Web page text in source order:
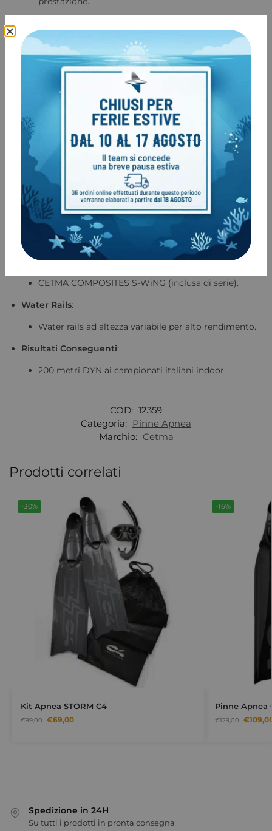
Progettazione ingegneristica per una distribuzione
progressiva di rigidezza e massa.
Pala leggera e potente, con un basso sforzo per
l’utente e alta propulsione e accelerazione.
Feedback dagli atleti di discipline indoor per
ottimizzare potenza e accelerazione immediate.
Particolarmente efficace nella tecnica “push and
Lunghezza:
Standard
per atleti inferiori ai
Long
per atleti che non superano gli80kg
Colori del Logo:
Bianco.
Attacco Scarpetta:
CETMA COMPOSITES S-WiNG (inclusa di serie).
Water Rails:
Water rails ad altezza variabile per alto rendimento.
Risultati Conseguenti:
200 metri DYN ai campionati italiani indoor.
COD: 12359
Categoria: Pinne Apnea
Marchio: Cetma
Prodotti correlati
-30%
Kit Apnea STORM C4
€99,00 €69,00
-16%
Pinne Apnea
€129,00 €
Spedizione in 24H
Su tutti i prodotti in pronta consegna